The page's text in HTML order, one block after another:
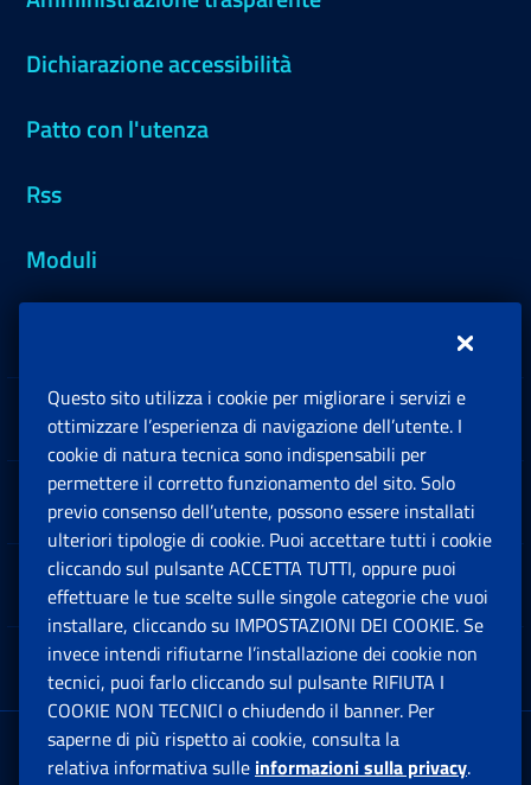
Dichiarazione accessibilità
Patto con l'utenza
Rss
Moduli
Sedi e Contatti
Software
Note Legali
App mobile
Sede Legale : Via Ciro il Grande, 21
Questo sito utilizza i cookie per migliorare i servizi e
ottimizzare l’esperienza di navigazione dell’utente. I
cookie di natura tecnica sono indispensabili per
permettere il corretto funzionamento del sito. Solo
previo consenso dell’utente, possono essere installati
ulteriori tipologie di cookie. Puoi accettare tutti i cookie
cliccando sul pulsante ACCETTA TUTTI, oppure puoi
effettuare le tue scelte sulle singole categorie che vuoi
installare, cliccando su IMPOSTAZIONI DEI COOKIE. Se
invece intendi rifiutarne l’installazione dei cookie non
tecnici, puoi farlo cliccando sul pulsante RIFIUTA I
COOKIE NON TECNICI o chiudendo il banner. Per
saperne di più rispetto ai cookie, consulta la
relativa informativa sulle informazioni sulla privacy.